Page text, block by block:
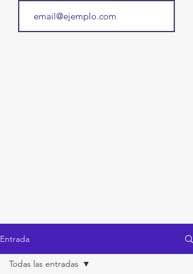
Entrada
Todas las entradas